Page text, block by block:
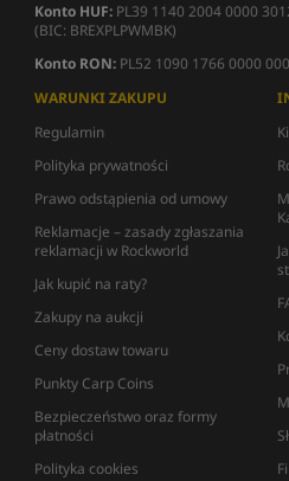
Konto HUF: PL39 1140 2004 0000
(BIC: BREXPLPWMBK)
Konto RON: PL52 1090 1766 0000
WARUNKI ZAKUPU
Regulamin
Polityka prywatności
Prawo odstąpienia od umowy
Reklamacje – zasady zgłaszania
reklamacji w Rockworld
Jak kupić na raty?
Zakupy na aukcji
Ceny dostaw towaru
Punkty Carp Coins
Bezpieczeństwo oraz formy
płatności
Polityka cookies